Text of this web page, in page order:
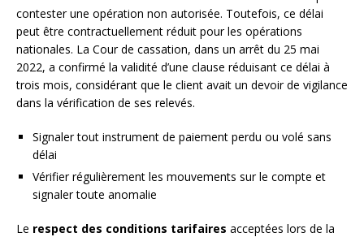
contester une opération non autorisée. Toutefois, ce délai
peut être contractuellement réduit pour les opérations
nationales. La Cour de cassation, dans un arrêt du 25 mai
2022, a confirmé la validité d’une clause réduisant ce délai à
trois mois, considérant que le client avait un devoir de vigilance
dans la vérification de ses relevés.
Signaler tout instrument de paiement perdu ou volé sans
délai
Vérifier régulièrement les mouvements sur le compte et
signaler toute anomalie
Le respect des conditions tarifaires acceptées lors de la